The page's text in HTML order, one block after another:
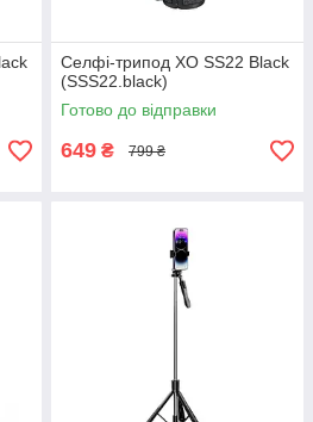
Селфі-трипод ХО SS22 Black
(SSS22.black)
Готово до відправки
649 ₴ 799 ₴